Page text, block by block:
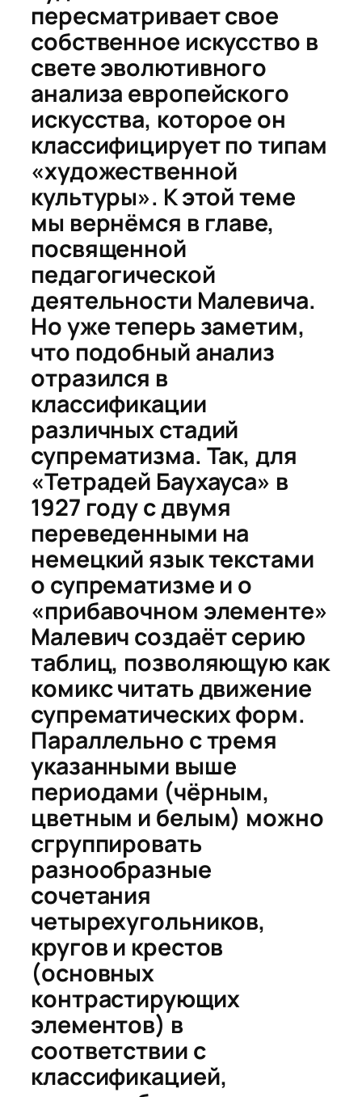
пересматривает свое
собственное искусство в
свете эволютивного
анализа европейского
искусства, которое он
классифицирует по типам
«художественной
культуры». К этой теме
мы вернёмся в главе,
посвященной
педагогической
деятельности Малевича.
Но уже теперь заметим,
что подобный анализ
отразился в
классификации
различных стадий
супрематизма. Так, для
«Тетрадей Баухауса» в
1927 году с двумя
переведенными на
немецкий язык текстами
о супрематизме и о
«прибавочном элементе»
Малевич создаёт серию
таблиц, позволяющую как
комикс читать движение
супрематических форм.
Параллельно с тремя
указанными выше
периодами (чёрным,
цветным и белым) можно
сгруппировать
разнообразные
сочетания
четырехугольников,
кругов и крестов
(основных
контрастирующих
элементов) в
соответствии с
классификацией,